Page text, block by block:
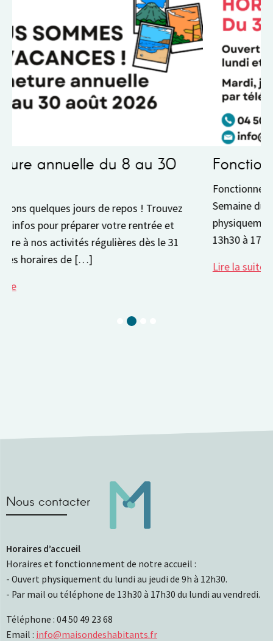
Fonctionnement de notre accueil
Fonctionnement et horaires de notre accueil
Semaine du 3 au 7 août • Notre accueil est ouvert
physiquement lundi et mercredi de 9h à 12h et de
13h30 à 17h30 […]
Lire la suite
Current Slide
Nous contacter
Horaires d’accueil
Horaires et fonctionnement de notre accueil :
- Ouvert physiquement du lundi au jeudi de 9h à 12h30.
- Par mail ou téléphone de 13h30 à 17h30 du lundi au vendredi.
Téléphone : 04 50 49 23 68
Email : info@maisondeshabitants.fr